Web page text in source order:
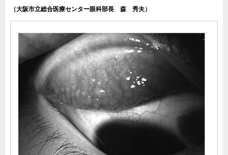
（大阪市立総合医療センター眼科部長 森 秀夫）